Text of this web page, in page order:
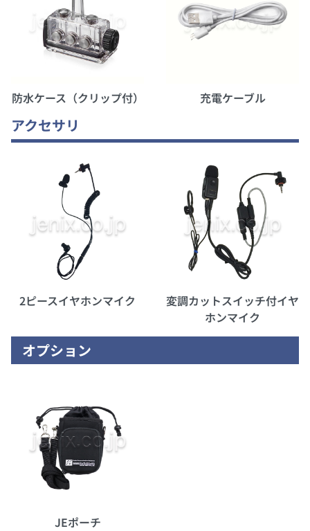
防水ケース（クリップ付） 充電ケーブル
アクセサリ
2ピースイヤホンマイク
変調カットスイッチ付イヤ
ホンマイク
オプション
JEポーチ